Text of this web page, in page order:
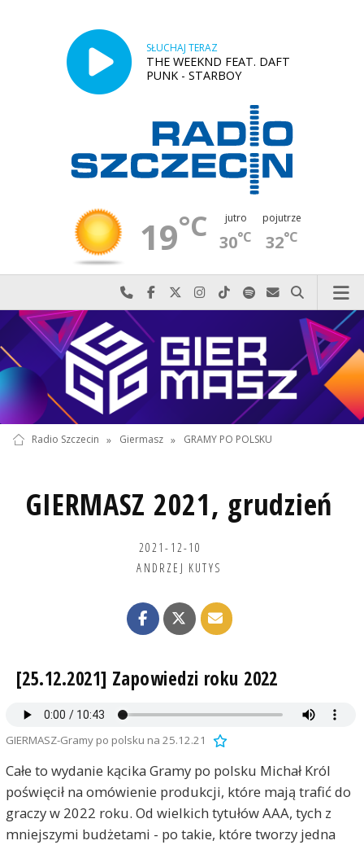
SŁUCHAJ TERAZ
THE WEEKND FEAT. DAFT
PUNK - STARBOY
19°C jutro
30°C
pojutrze
32°C
Najlepiej po prostu do nas zadzwoń
Odwiedź nas na Facebook-u
Odwiedź nas na X
Odwiedź nas na Instagram-ie
Odwiedź nas na TikTok-u
Szukaj nas na Spotify
Wyślij do nas
Szukaj
Radio Szczecin » Giermasz » GRAMY PO POLSKU
GIERMASZ 2021, grudzień
2021-12-10
ANDRZEJ KUTYS
[25.12.2021] Zapowiedzi roku 2022
GIERMASZ-Gramy po polsku na 25.12.21
Całe to wydanie kącika Gramy po polsku Michał Król
poświęcił na omówienie produkcji, które mają trafić do
graczy w 2022 roku. Od wielkich tytułów AAA, tych z
mniejszymi budżetami - po takie, które tworzy jedna